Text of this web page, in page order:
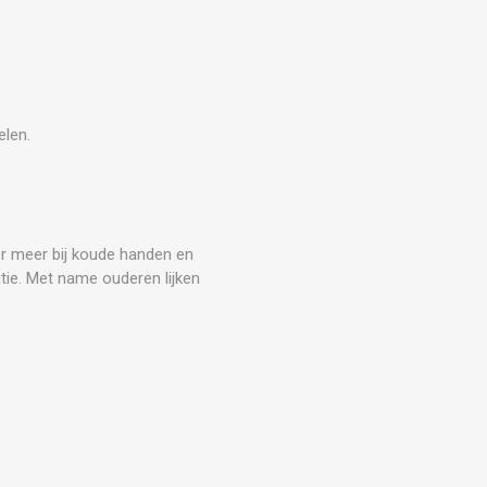
meer bij koude handen en
Met name ouderen lijken